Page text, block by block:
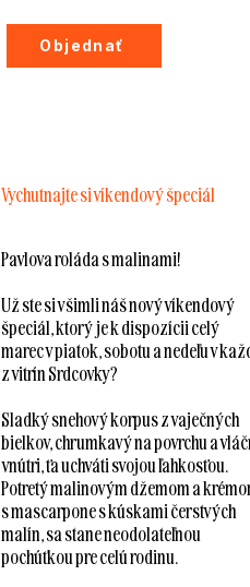
Objednať
Vychutnajte si víkendový špeciál
Pavlova roláda s malinami!
Už ste si všimli náš nový víkendový
špeciál, ktorý je k dispozícii celý
marec v piatok, sobotu a nedeľu v
z vitrín Srdcovky?
Sladký snehový korpus z vaječných
bielkov, chrumkavý na povrchu a
vnútri, ťa uchváti svojou ľahkosťou.
Potretý malinovým džemom a
s mascarpone s kúskami čerstvých
malín, sa stane neodolateľnou
pochúťkou pre celú rodinu.